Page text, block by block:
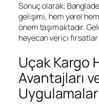
Sonuç olarak,
gelişimi, hem yerel
önem taşımaktadır.
heyecan verici
Uçak Kargo
Avantajları